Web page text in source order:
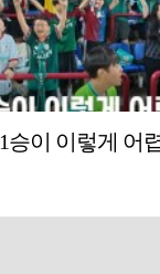
승이 이렇게 어